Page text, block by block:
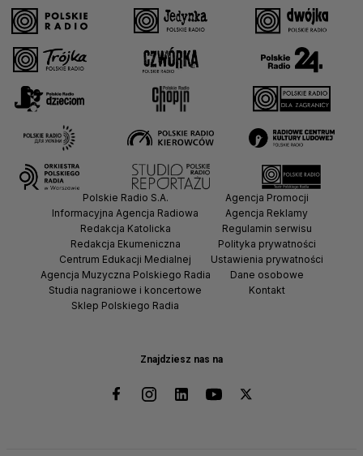
Znajdziesz nas na
Polskie Radio S.A.
Informacyjna Agencja Radiowa
Redakcja Katolicka
Redakcja Ekumeniczna
Centrum Edukacji Medialnej
Agencja Muzyczna Polskiego Radia
Studia nagraniowe i koncertowe
Sklep Polskiego Radia
Agencja Promocji
Agencja Reklamy
Regulamin serwisu
Polityka prywatności
Ustawienia prywatności
Dane osobowe
Kontakt